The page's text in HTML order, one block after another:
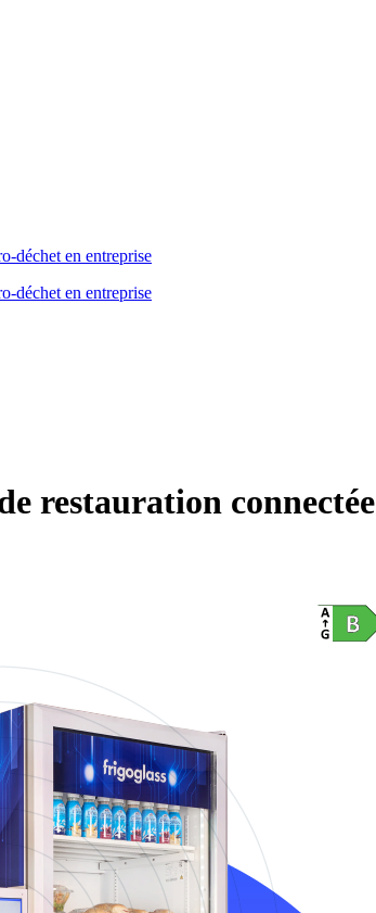
déchet en entreprise
déchet en entreprise
restauration connectée